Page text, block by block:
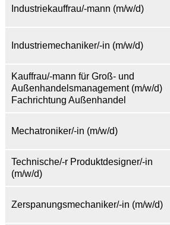
Industriekauffrau/-mann (m/w/d)
Industriemechaniker/-in (m/w/d)
Kauffrau/-mann für Groß- und
Außenhandelsmanagement (m/w/d)
Fachrichtung Außenhandel
Mechatroniker/-in (m/w/d)
Technische/-r Produktdesigner/-in
(m/w/d)
Zerspanungsmechaniker/-in (m/w/d)